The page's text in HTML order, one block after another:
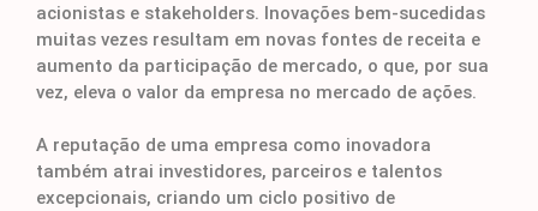
acionistas e stakeholders. Inovações bem-sucedidas
muitas vezes resultam em novas fontes de receita e
aumento da participação de mercado, o que, por sua
vez, eleva o valor da empresa no mercado de ações.
A reputação de uma empresa como inovadora
também atrai investidores, parceiros e talentos
excepcionais, criando um ciclo positivo de